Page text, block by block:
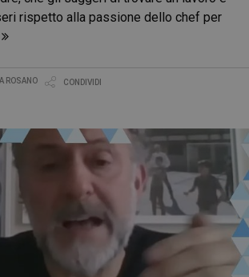
rispetto alla passione dello chef per
ROSANO CONDIVIDI